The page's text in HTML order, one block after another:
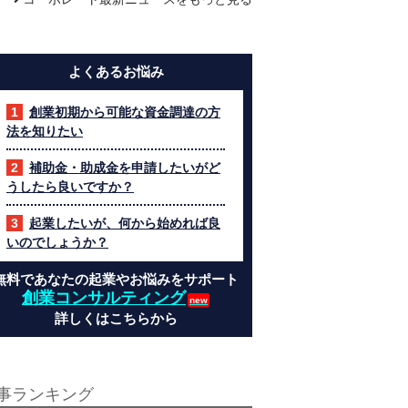
よくあるお悩み
創業初期から可能な資金調達の方
法を知りたい
補助金・助成金を申請したいがど
うしたら良いですか？
起業したいが、何から始めれば良
いのでしょうか？
料であなたの起業やお悩みをサポート
創業コンサルティング
詳しくはこちらから
ランキング